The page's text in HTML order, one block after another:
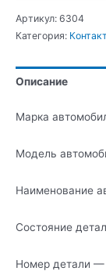
Контактная
Артикул: 6304
Категория:
Описание
Марка
Модель
Наименование
Состояние
Номер детали